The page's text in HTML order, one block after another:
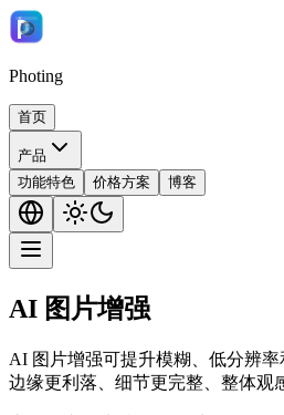
Photing
首页
产品
功能特色
价格方案 博客
AI 图片增强
AI 图片增强可提升模糊、低分辨
边缘更利落、细节更完整、整体观